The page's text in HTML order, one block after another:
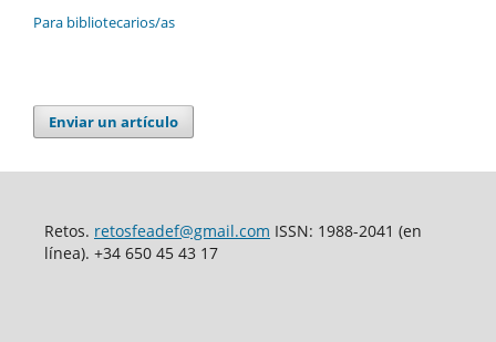
Para bibliotecarios/as
Enviar un artículo
Retos. retosfeadef@gmail.com ISSN: 1988-2041 (en
línea). +34 650 45 43 17